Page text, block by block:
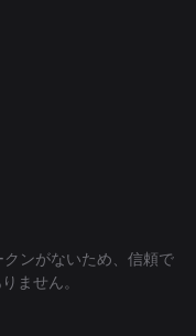
ンがないため、信頼で
ません。